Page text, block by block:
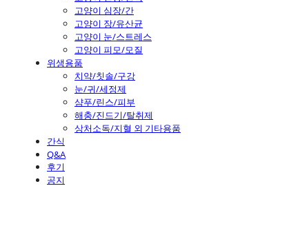
고양이 심장/간
고양이 장/유산균
고양이 눈/스트레스
고양이 피모/모질
위생용품
치약/칫솔/구강
눈/귀/세정제
샴푸/린스/피부
해충/진드기/탈취제
상처소독/지혈 외 기타용품
간식
Q&A
후기
공지